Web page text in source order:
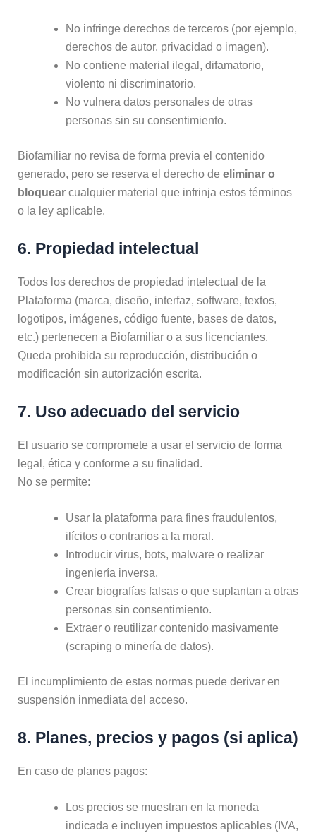
No infringe derechos de terceros (por ejemplo,
derechos de autor, privacidad o imagen).
No contiene material ilegal, difamatorio,
violento ni discriminatorio.
No vulnera datos personales de otras
personas sin su consentimiento.
Biofamiliar no revisa de forma previa el contenido
generado, pero se reserva el derecho de eliminar o
bloquear cualquier material que infrinja estos términos
o la ley aplicable.
6. Propiedad intelectual
Todos los derechos de propiedad intelectual de la
Plataforma (marca, diseño, interfaz, software, textos,
logotipos, imágenes, código fuente, bases de datos,
etc.) pertenecen a Biofamiliar o a sus licenciantes.
Queda prohibida su reproducción, distribución o
modificación sin autorización escrita.
7. Uso adecuado del servicio
El usuario se compromete a usar el servicio de forma
legal, ética y conforme a su finalidad.
No se permite:
Usar la plataforma para fines fraudulentos,
ilícitos o contrarios a la moral.
Introducir virus, bots, malware o realizar
ingeniería inversa.
Crear biografías falsas o que suplantan a otras
personas sin consentimiento.
Extraer o reutilizar contenido masivamente
(scraping o minería de datos).
El incumplimiento de estas normas puede derivar en
suspensión inmediata del acceso.
8. Planes, precios y pagos (si aplica)
En caso de planes pagos:
Los precios se muestran en la moneda
indicada e incluyen impuestos aplicables (IVA,